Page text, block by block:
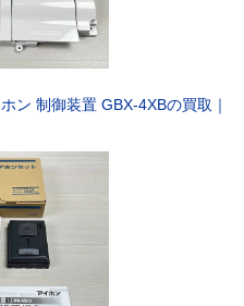
ン 制御装置 GBX-4XBの買取｜